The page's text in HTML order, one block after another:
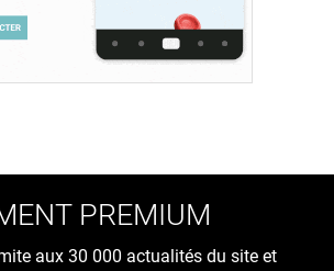
PREMIUM
aux 30 000 actualités du site et